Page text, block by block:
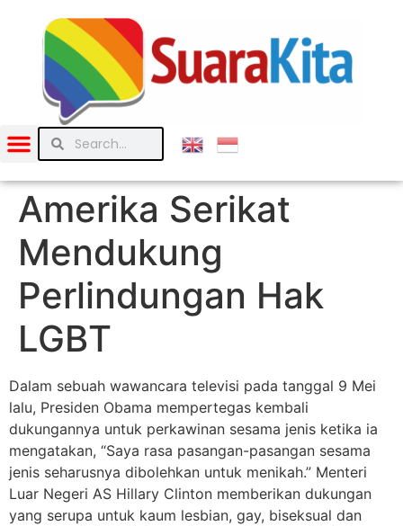
Amerika Serikat
Mendukung
Perlindungan Hak
LGBT
Dalam sebuah wawancara televisi pada tanggal 9 Mei
lalu, Presiden Obama mempertegas kembali
dukungannya untuk perkawinan sesama jenis ketika ia
mengatakan, “Saya rasa pasangan-pasangan sesama
jenis seharusnya dibolehkan untuk menikah.” Menteri
Luar Negeri AS Hillary Clinton memberikan dukungan
yang serupa untuk kaum lesbian, gay, biseksual dan